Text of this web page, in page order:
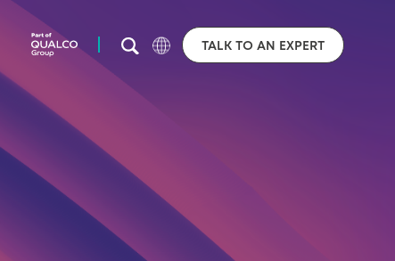
TALK TO AN EXPERT